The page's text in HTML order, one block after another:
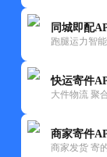
同城即配
跑腿运力智
快运寄件
大件物流 聚
商家寄件
商家发货 寄
ID15667